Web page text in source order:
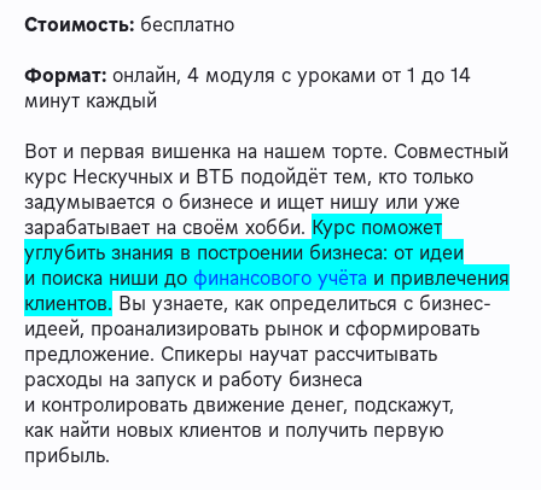
Стоимость: бесплатно
Формат: онлайн, 4 модуля с уроками от 1 до 14
минут каждый
Вот и первая вишенка на нашем торте. Совместный
курс Нескучных и ВТБ подойдёт тем, кто только
задумывается о бизнесе и ищет нишу или уже
зарабатывает на своём хобби. Курс поможет
углубить знания в построении бизнеса: от идеи
и поиска ниши до финансового учёта и привлечения
клиентов. Вы узнаете, как определиться с бизнес-
идеей, проанализировать рынок и сформировать
предложение. Спикеры научат рассчитывать
расходы на запуск и работу бизнеса
и контролировать движение денег, подскажут,
как найти новых клиентов и получить первую
прибыль.